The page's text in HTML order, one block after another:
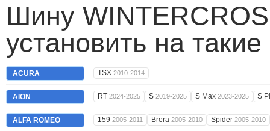
Шину
установить на
ACURA TSX 2010-2014
AION RT 2024-2025 S 2019-2025 S Max 2023-2025 S
ALFA ROMEO 159 2005-2011 Brera 2005-2010 Spider 2005-2010